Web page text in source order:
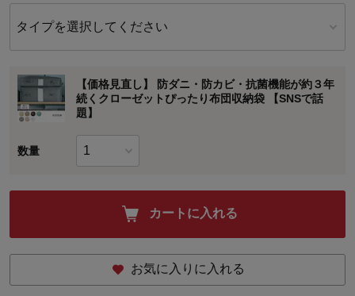
タイプを選択してください
【価格見直し】 防ダニ・防カビ・抗菌機能が約３年
続くクローゼットぴったり布団収納袋 【SNSで話
題】
数量
カートに入れる
お気に入りに入れる